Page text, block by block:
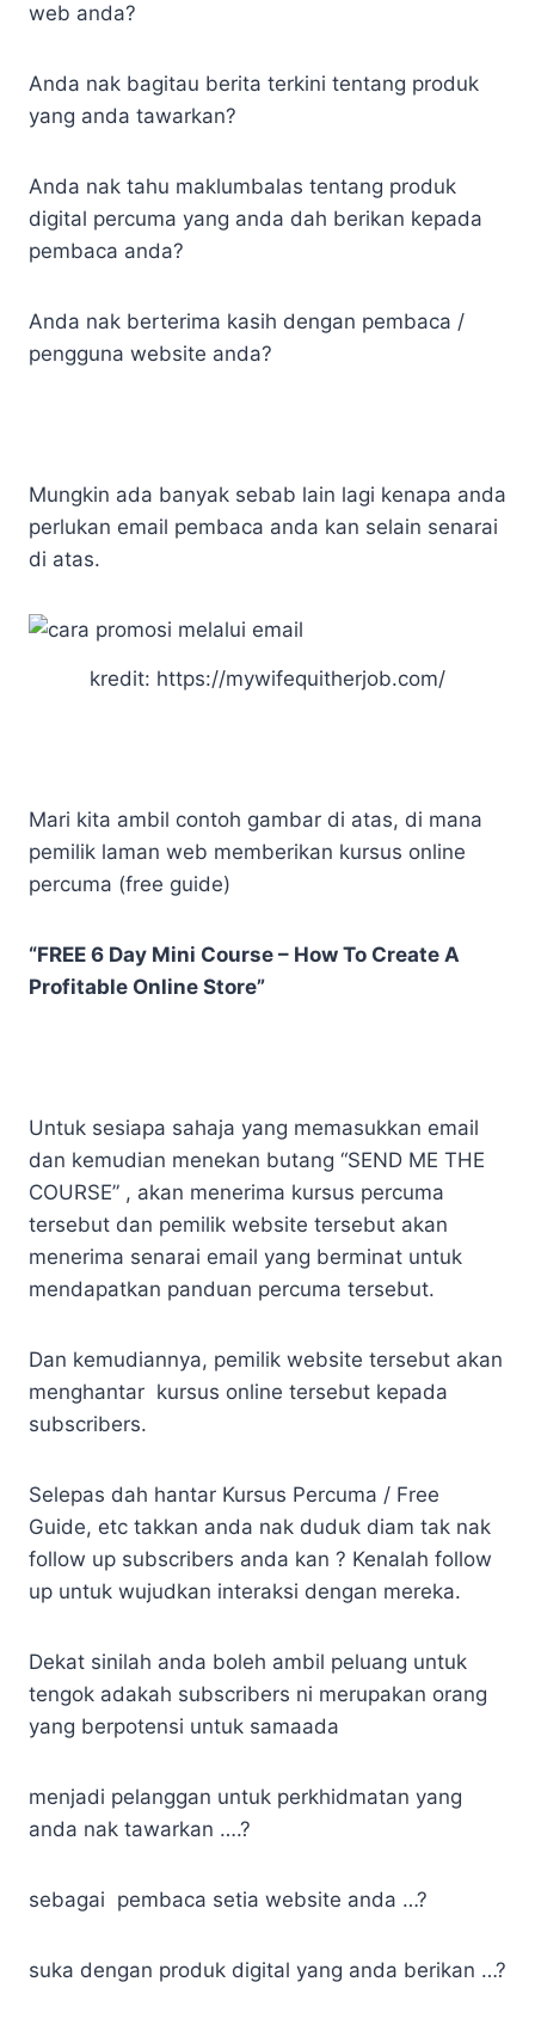
web anda?
Anda nak bagitau berita terkini tentang produk
yang anda tawarkan?
Anda nak tahu maklumbalas tentang produk
digital percuma yang anda dah berikan kepada
pembaca anda?
Anda nak berterima kasih dengan pembaca /
pengguna website anda?
Mungkin ada banyak sebab lain lagi kenapa anda
perlukan email pembaca anda kan selain senarai
di atas.
kredit: https://mywifequitherjob.com/
Mari kita ambil contoh gambar di atas, di mana
pemilik laman web memberikan kursus online
percuma (free guide)
“FREE 6 Day Mini Course – How To Create A
Profitable Online Store”
Untuk sesiapa sahaja yang memasukkan email
dan kemudian menekan butang “SEND ME THE
COURSE” , akan menerima kursus percuma
tersebut dan pemilik website tersebut akan
menerima senarai email yang berminat untuk
mendapatkan panduan percuma tersebut.
Dan kemudiannya, pemilik website tersebut akan
menghantar kursus online tersebut kepada
subscribers.
Selepas dah hantar Kursus Percuma / Free
Guide, etc takkan anda nak duduk diam tak nak
follow up subscribers anda kan ? Kenalah follow
up untuk wujudkan interaksi dengan mereka.
Dekat sinilah anda boleh ambil peluang untuk
tengok adakah subscribers ni merupakan orang
yang berpotensi untuk samaada
menjadi pelanggan untuk perkhidmatan yang
anda nak tawarkan ….?
sebagai pembaca setia website anda …?
suka dengan produk digital yang anda berikan …?